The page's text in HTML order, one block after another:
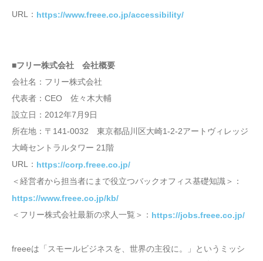
URL： https://www.freee.co.jp/accessibility/
■フリー株式会社 会社概要
会社名：フリー株式会社
代表者：CEO 佐々木大輔
設立日：2012年7月9日
所在地：〒141-0032 東京都品川区大崎1-2-2アートヴィレッジ
大崎セントラルタワー 21階
URL： https://corp.freee.co.jp/
＜経営者から担当者にまで役立つバックオフィス基礎知識＞：
https://www.freee.co.jp/kb/
＜フリー株式会社最新の求人一覧＞： https://jobs.freee.co.jp/
freeeは「スモールビジネスを、世界の主役に。」というミッシ